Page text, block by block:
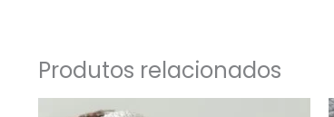
Produtos relacionados